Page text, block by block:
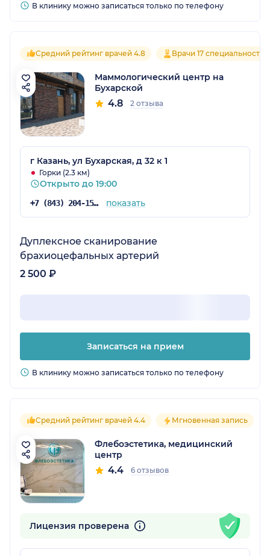
В клинику можно записаться только по телефону
Средний рейтинг врачей 4.8 Врачи 17 специальностей
Маммологический центр на
Бухарской
4.8 2 отзыва
г Казань, ул Бухарская, д 32 к 1
Горки (2.3 км)
Открыто до 19:00
+7 (843) 204-15-06 показать
Дуплексное сканирование
брахиоцефальных артерий
2 500 ₽
Записаться на прием
В клинику можно записаться только по телефону
Средний рейтинг врачей 4.4 Мгновенная запись
Флебоэстетика, медицинский
центр
4.4 6 отзывов
Лицензия проверена